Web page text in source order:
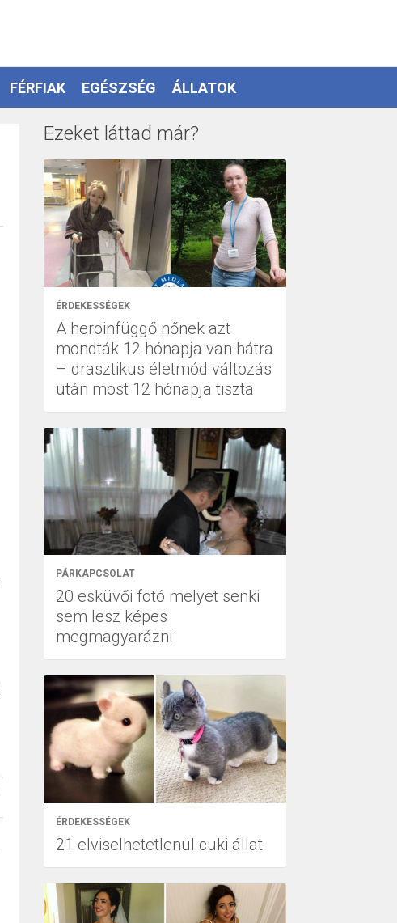
FÉRFIAK EGÉSZSÉG ÁLLATOK
Ezeket láttad már?
ÉRDEKESSÉGEK
A heroinfüggő nőnek azt
mondták 12 hónapja van hátra
– drasztikus életmód változás
után most 12 hónapja tiszta
PÁRKAPCSOLAT
20 esküvői fotó melyet senki
sem lesz képes
megmagyarázni
ÉRDEKESSÉGEK
21 elviselhetetlenül cuki állat